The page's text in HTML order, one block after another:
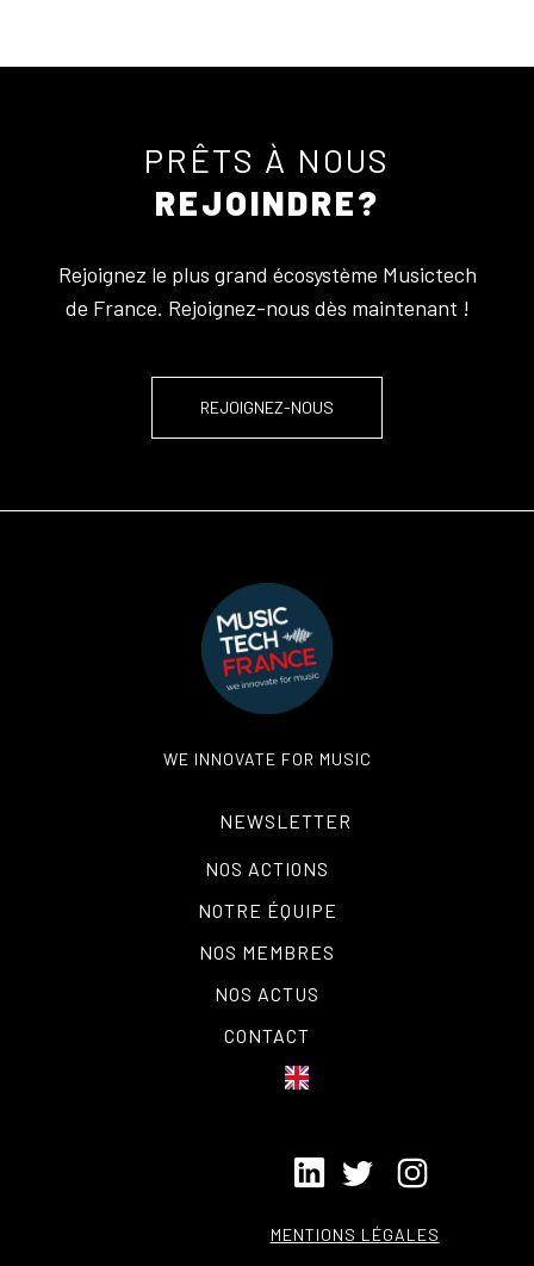
PRÊTS À NOUS
REJOINDRE?
Rejoignez le plus grand écosystème Musictech
de France. Rejoignez-nous dès maintenant !
REJOIGNEZ-NOUS
WE INNOVATE FOR MUSIC
NEWSLETTER
NOS ACTIONS
NOTRE ÉQUIPE
NOS MEMBRES
NOS ACTUS
CONTACT
MENTIONS LÉGALES